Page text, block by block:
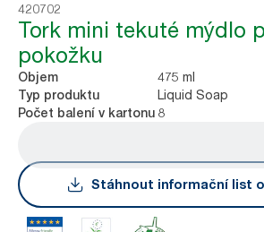
420702
Tork mini tekuté mýdlo
pokožku
Objem 475 ml
Typ produktu Liquid Soap
Počet balení v kartonu 8
Stáhnout informační list